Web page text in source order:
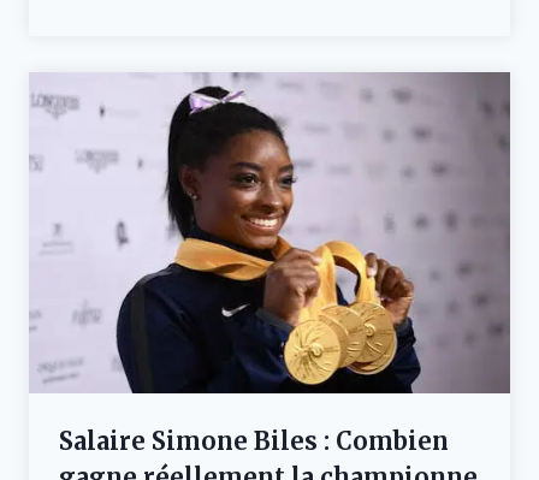
Salaire Simone Biles : Combien